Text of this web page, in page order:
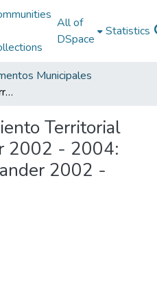
All of
DSpace
Statistics
Municipales
Plan de Ordenamiento Territorial Málaga Santander 2002 - 2004: POT Málaga Santander 2002 - 2004
Territorial
2002 - 2004:
2002 -